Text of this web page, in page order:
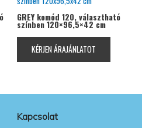
GREY komód 120, választható
színben 120×96,5×42 cm
KÉRJEN ÁRAJÁNLATOT
Kapcsolat